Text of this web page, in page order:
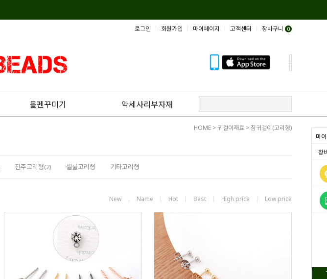
마
장
로그인 회원가입 마이페이지 고객센터 장바구니 0
볼펜꾸미기 악세사리부자재
HOME >귀걸이재료 > 침귀걸이(고리형)
진주고리형(2) 셀룰고리형 기타고리형
New Name Hot Best High price Low price